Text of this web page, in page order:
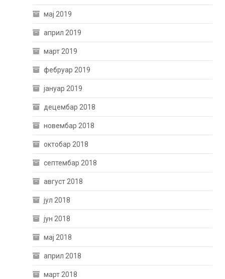
мај 2019
април 2019
март 2019
фебруар 2019
јануар 2019
децембар 2018
новембар 2018
октобар 2018
септембар 2018
август 2018
јул 2018
јун 2018
мај 2018
април 2018
март 2018